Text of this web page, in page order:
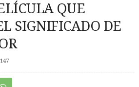
QUE
SIGNIFICADO DE
147